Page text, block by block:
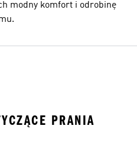
modny komfort i odrobinę
PRANIA